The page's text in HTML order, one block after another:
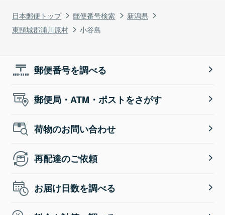
日本郵便トップ 郵便番号検索
新潟県
東頸城郡浦川原村
小谷島
郵便番号を調べる
郵便局・ATM・ポストをさがす
荷物のお問い合わせ
再配達のご依頼
お届け日数を調べる